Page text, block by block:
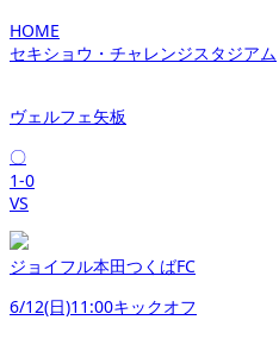
HOME
セキショウ・チャレンジスタジアム
ヴェルフェ矢板
〇
1-0
VS
ジョイフル本田つくばFC
6/12(日)11:00キックオフ